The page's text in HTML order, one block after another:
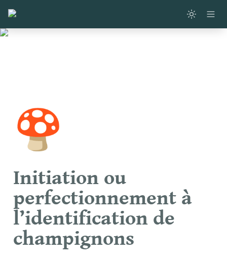
🍄
Initiation ou
perfectionnement à
l’identification de
champignons